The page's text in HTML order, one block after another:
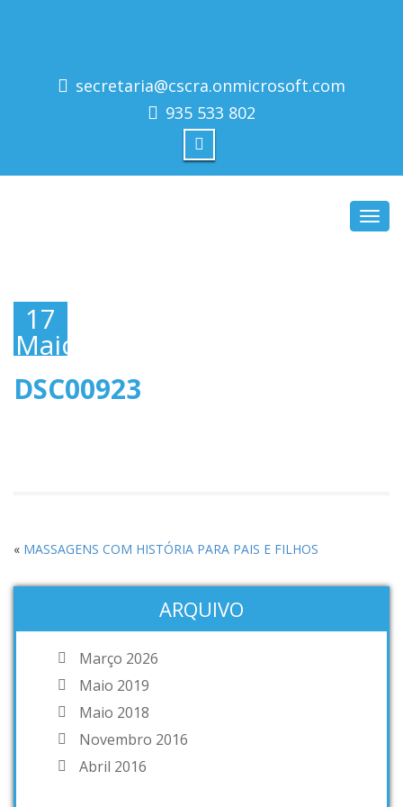
secretaria@cscra.onmicrosoft.com
935 533 802
17
Maio,
2019
DSC00923
« MASSAGENS COM HISTÓRIA PARA PAIS E FILHOS
ARQUIVO
Março 2026
Maio 2019
Maio 2018
Novembro 2016
Abril 2016